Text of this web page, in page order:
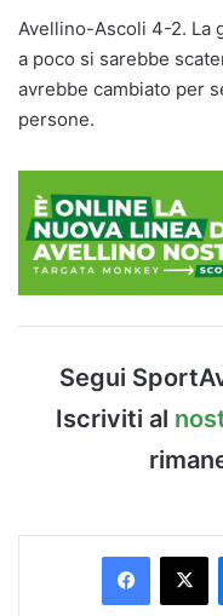
Avellino-Ascoli 4-2. La
a poco si sarebbe
avrebbe cambiato per
persone.
Segui
Iscriviti al
Facebook
X